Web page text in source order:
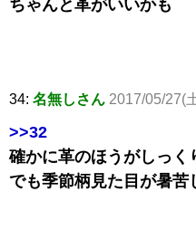
ちゃんと革がいいかも
34: 名無しさん 2017/05/27(
>>32
確かに革のほうがしっ
でも季節柄見た目が暑苦